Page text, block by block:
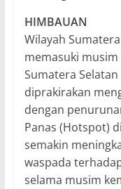
HIMBAUAN
Wilayah
memasuki
Sumatera
diprakirakan
dengan
Panas (Hotspot)
semakin
waspada
selama musim